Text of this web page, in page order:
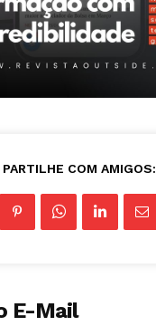
ASSINAR
PARTILHE COM AMIGOS:
E-Mail